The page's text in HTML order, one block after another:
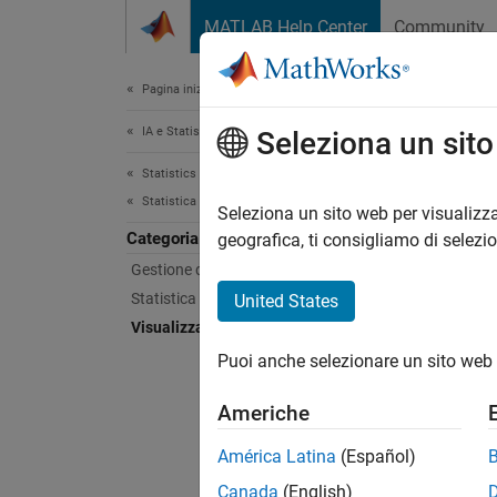
MATLAB Help Center Community
Pagina iniziale della documentazione
IA e Statistica
Statistics and Machine Learning Toolbox
Statistica descrittiva e visualizzazione
Categoria
Gestione dei dati
Statistica descrittiva
Visualizzazione statistica
È
È
Seleziona un
Seleziona un sito web per
geografica, ti consigliamo di
United States
Puoi anche selezionare un sito
Americhe
América Latina (Español)
Canada (English)